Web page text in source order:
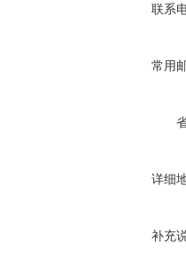
联系
常用
详细
补充